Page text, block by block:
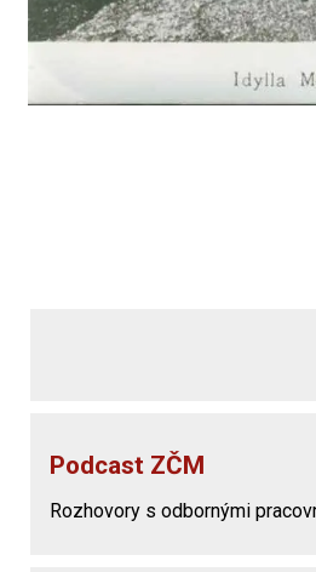
Podcast ZČM
Rozhovory s odbornými